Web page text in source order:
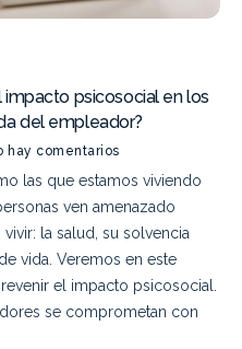
psicosocial en los
del empleador?
hay comentarios
las que estamos viviendo
ven amenazado
la salud, su solvencia
vida. Veremos en este
el impacto psicosocial.
se comprometan con